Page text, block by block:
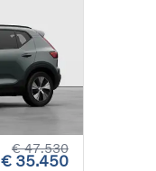
€ 47.530
€ 35.450